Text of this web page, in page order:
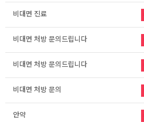
비대면 진료
비대면 처방 문의드립니다
비대면 처방 문의드립니다
비대면 처방 문의
안약